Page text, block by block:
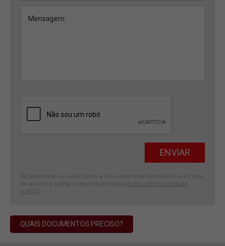
Ao preencher os seus dados e nos enviar este formulário, você está
de acordo e aceita os termos da nossa Política de Privacidade
(LGPD)
QUAIS DOCUMENTOS PRECISO?